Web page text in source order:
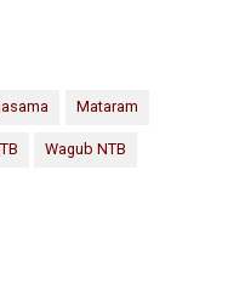
Mataram
Wagub NTB